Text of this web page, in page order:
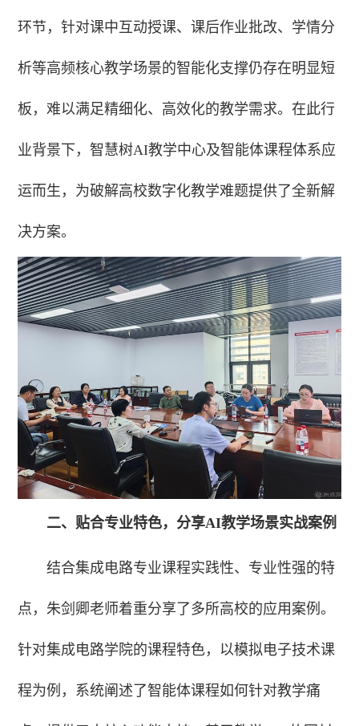
环节，针对课中互动授课、课后作业批改、学情分
析等高频核心教学场景的智能化支撑仍存在明显短
板，难以满足精细化、高效化的教学需求。在此行
业背景下，智慧树AI教学中心及智能体课程体系应
运而生，为破解高校数字化教学难题提供了全新解
决方案。
二、贴合专业特色，分享AI教学场景实战案例
结合集成电路专业课程实践性、专业性强的特
点，朱剑卿老师着重分享了多所高校的应用案例。
针对集成电路学院的课程特色，以模拟电子技术课
程为例，系统阐述了智能体课程如何针对教学痛